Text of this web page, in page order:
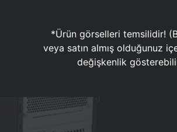
*Ürün görselleri temsilidir!
veya satın almış olduğunuz
değişkenlik